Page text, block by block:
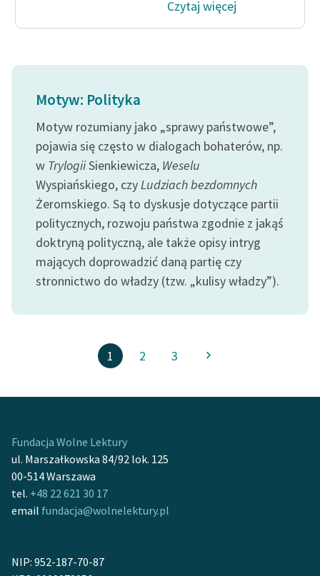
Czytaj więcej
Motyw: Polityka
Motyw rozumiany jako „sprawy państwowe”,
pojawia się często w dialogach bohaterów, np.
w TrylogiiSienkiewicza, Weselu
Wyspiańskiego, czyLudziach bezdomnych
Żeromskiego. Są to dyskusje dotyczące partii
politycznych, rozwoju państwa zgodnie z jakąś
doktryną polityczną, ale także opisy intryg
mających doprowadzić daną partię czy
stronnictwo do władzy (tzw. „kulisy władzy”).
1 2 3
Fundacja Wolne Lektury
ul. Marszałkowska 84/92 lok. 125
00-514 Warszawa
tel. +48 22 621 30 17
email fundacja@wolnelektury.pl
NIP: 952-187-70-87